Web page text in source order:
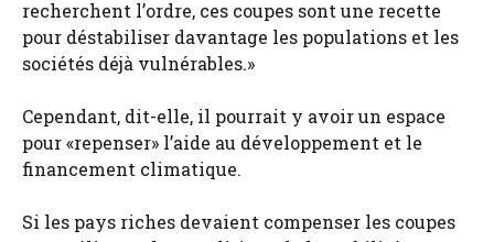
recherchent l’ordre, ces coupes sont une recette
pour déstabiliser davantage les populations et les
sociétés déjà vulnérables.»
Cependant, dit-elle, il pourrait y avoir un espace
pour «repenser» l’aide au développement et le
financement climatique.
Si les pays riches devaient compenser les coupes